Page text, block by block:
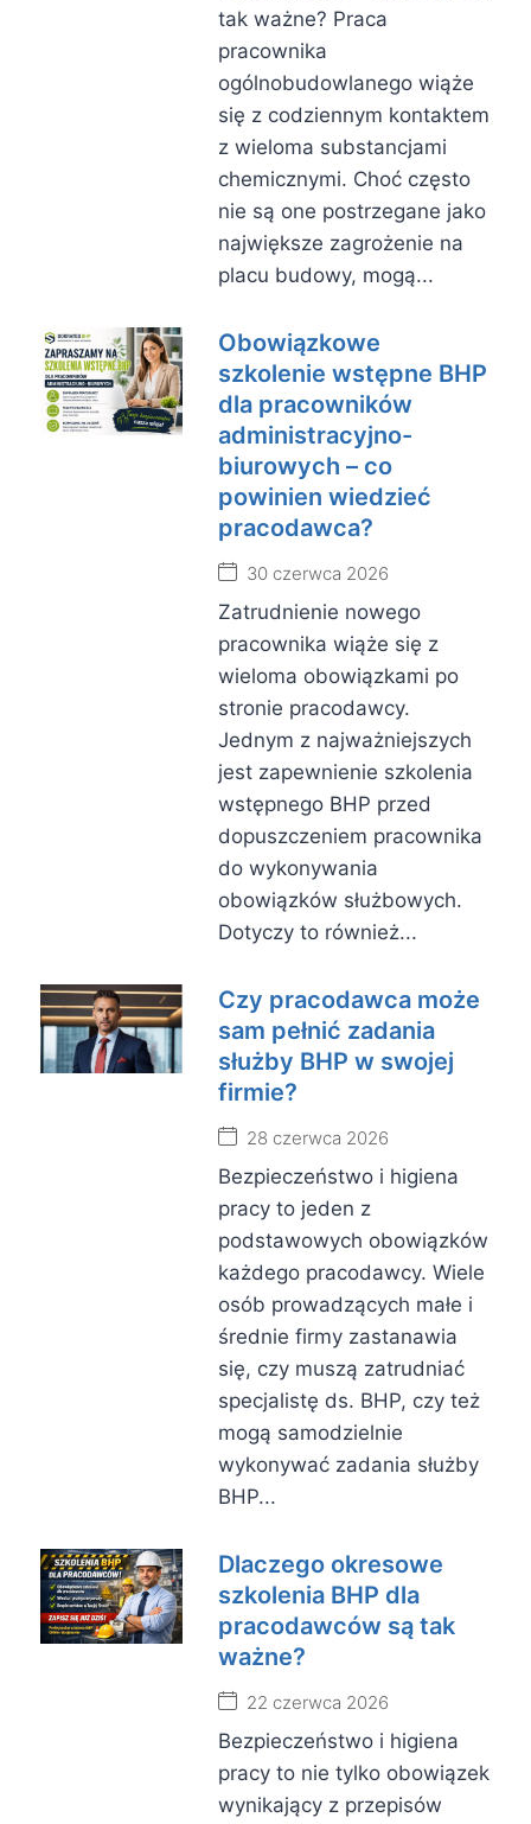
tak ważne? Praca
pracownika
ogólnobudowlanego wiąże
się z codziennym kontaktem
z wieloma substancjami
chemicznymi. Choć często
nie są one postrzegane jako
największe zagrożenie na
placu budowy, mogą...
Obowiązkowe
szkolenie wstępne BHP
dla pracowników
administracyjno-
biurowych – co
powinien wiedzieć
pracodawca?
30 czerwca 2026
Zatrudnienie nowego
pracownika wiąże się z
wieloma obowiązkami po
stronie pracodawcy.
Jednym z najważniejszych
jest zapewnienie szkolenia
wstępnego BHP przed
dopuszczeniem pracownika
do wykonywania
obowiązków służbowych.
Dotyczy to również...
Czy pracodawca może
sam pełnić zadania
służby BHP w swojej
firmie?
28 czerwca 2026
Bezpieczeństwo i higiena
pracy to jeden z
podstawowych obowiązków
każdego pracodawcy. Wiele
osób prowadzących małe i
średnie firmy zastanawia
się, czy muszą zatrudniać
specjalistę ds. BHP, czy też
mogą samodzielnie
wykonywać zadania służby
BHP...
Dlaczego okresowe
szkolenia BHP dla
pracodawców są tak
ważne?
22 czerwca 2026
Bezpieczeństwo i higiena
pracy to nie tylko obowiązek
wynikający z przepisów